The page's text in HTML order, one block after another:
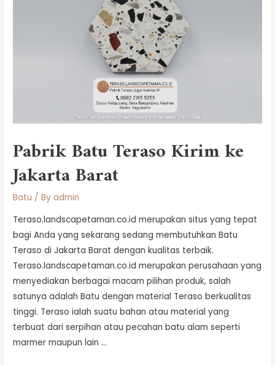
Pabrik Batu Teraso Kirim ke
Jakarta Barat
Batu / Byadmin
Teraso.landscapetaman.co.id merupakan situs yang tepat
bagi Anda yang sekarang sedang membutuhkan Batu
Teraso di Jakarta Barat dengan kualitas terbaik.
Teraso.landscapetaman.co.id merupakan perusahaan yang
menyediakan berbagai macam pilihan produk, salah
satunya adalah Batu dengan material Teraso berkualitas
tinggi. Teraso ialah suatu bahan atau material yang
terbuat dari serpihan atau pecahan batu alam seperti
marmer maupun lain …